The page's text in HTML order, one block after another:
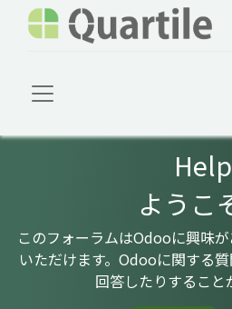
Help
ようこ
このフォーラムはOdooに興味
いただけます。Odooに関する
回答したりすること